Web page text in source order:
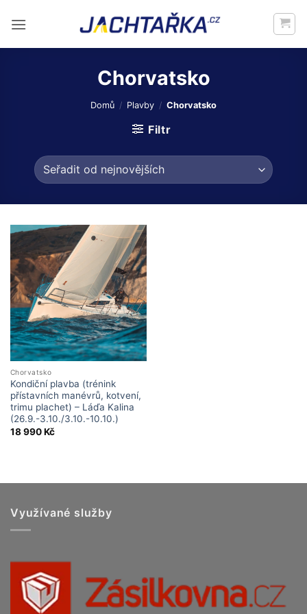
Chorvatsko
Domů / Plavby / Chorvatsko
Filtr
Chorvatsko
Kondiční plavba (trénink
přístavních manévrů, kotvení,
trimu plachet) – Láďa Kalina
(26.9.-3.10./3.10.-10.10.)
18 990Kč
Využívané služby